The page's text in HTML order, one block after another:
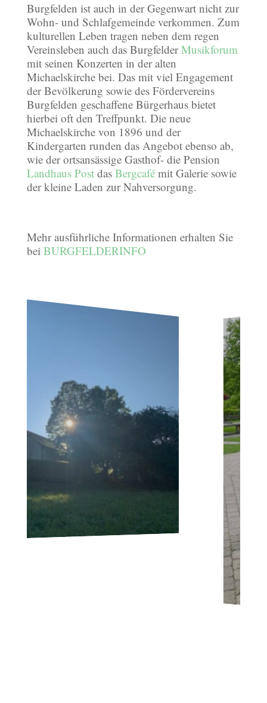
Burgfelden ist auch in der Gegenwart nicht zur
Wohn- und Schlafgemeinde verkommen. Zum
kulturellen Leben tragen neben dem regen
Vereinsleben auch das BurgfelderMusikforum
mit seinen Konzerten in der alten
Michaelskirche bei. Das mit viel Engagement
der Bevölkerung sowie des Fördervereins
Burgfelden geschaffene Bürgerhaus bietet
hierbei oft den Treffpunkt. Die neue
Michaelskirche von 1896 und der
Kindergarten runden das Angebot ebenso ab,
wie der ortsansässige Gasthof- die Pension
Landhaus Postdas Bergcafémit Galerie sowie
der kleine Laden zur Nahversorgung.
Mehr ausführliche Informationen erhalten Sie
bei BURGFELDERINFO